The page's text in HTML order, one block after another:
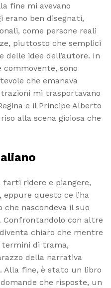
fine mi avevano
erano ben disegnati,
come persone reali
piuttosto che semplici
idee dell’autore. In
commovente, sono
che emanava
mi trasportavano
e il Principe Alberto
alla scena gioiosa che
farti ridere e piangere,
eppure questo ce l’ha
nascondeva il suo
con altre
chiaro che mentre
termini di trama,
della narrativa
Alla fine, è stato un libro
che risposte, un